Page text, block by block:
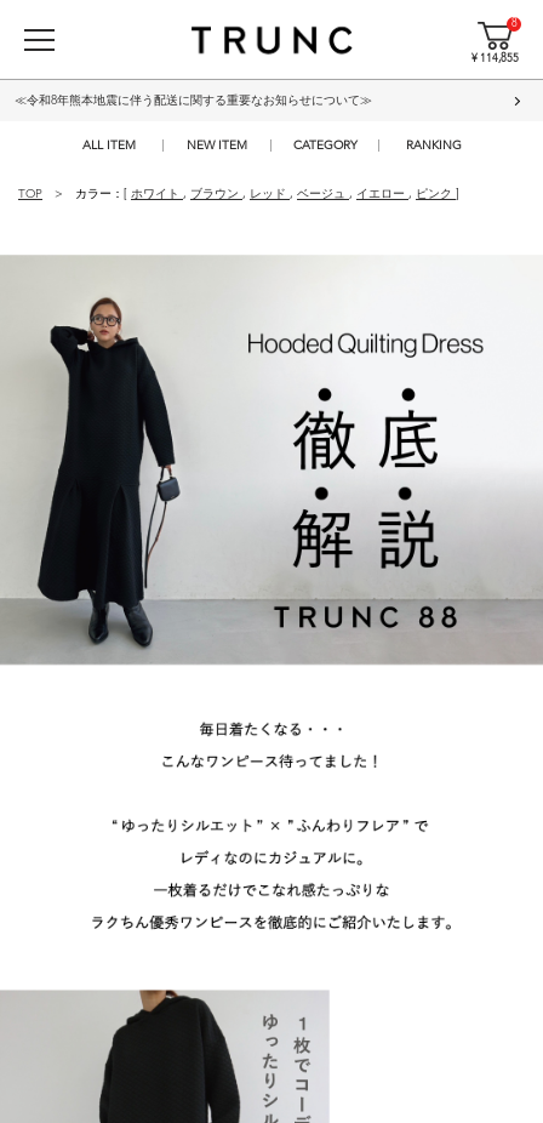
8
¥ 114,855
≪令和8年熊本地震に伴う配送に関する重要なお知らせについて≫
ALL ITEM NEW ITEM CATEGORY RANKING
TOP カラー：[ ホワイト , ブラウン , レッド , ベージュ , イエロー , ピンク